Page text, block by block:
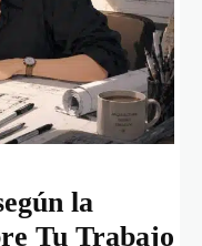
la
Tu Trabajo